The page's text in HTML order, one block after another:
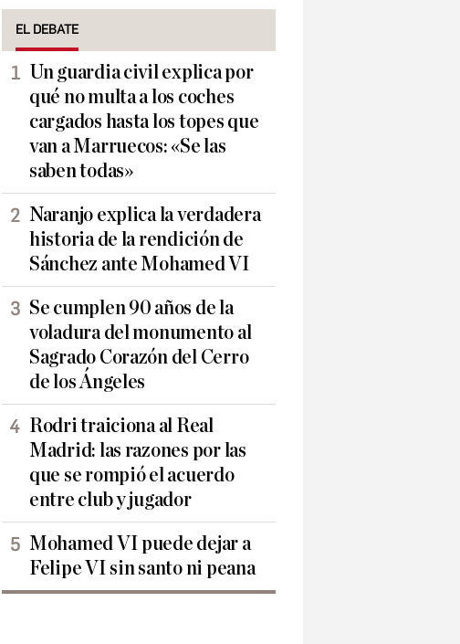
EL DEBATE
Un guardia civil explica por
qué no multa a los coches
cargados hasta los topes que
van a Marruecos: «Se las
saben todas»
Naranjo explica la verdadera
historia de la rendición de
Sánchez ante Mohamed VI
Se cumplen 90 años de la
voladura del monumento al
Sagrado Corazón del Cerro
de los Ángeles
Rodri traiciona al Real
Madrid: las razones por las
que se rompió el acuerdo
entre club y jugador
Mohamed VI puede dejar a
Felipe VI sin santo ni peana